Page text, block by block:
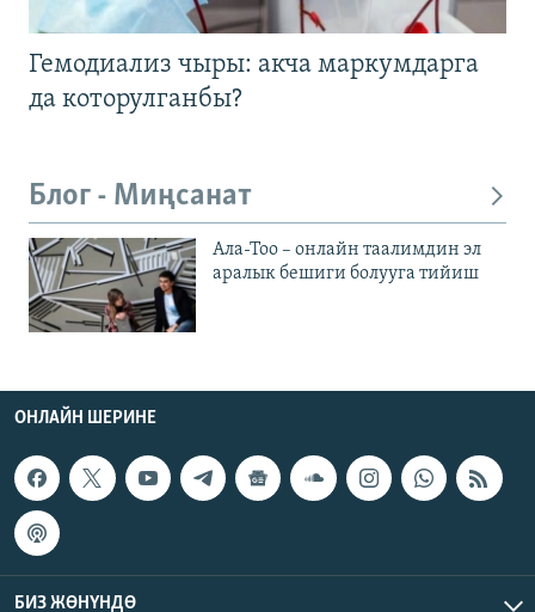
Гемодиализ чыры: акча маркумдарга
да которулганбы?
Блог - Миңсанат
Ала-Тоо – онлайн таалимдин эл
аралык бешиги болууга тийиш
ОНЛАЙН ШЕРИНЕ
БИЗ ЖӨНҮНДӨ